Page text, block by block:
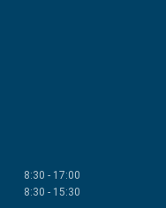
8:30 - 17:00
8:30 - 15:30